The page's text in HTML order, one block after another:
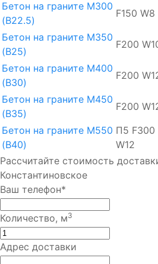
Бетон на граните М300
(B22.5)
F150 W8
Бетон на граните М350
(B25)
F200
Бетон на граните М400
(B30)
F200
Бетон на граните М450
(B35)
F200
Бетон на граните М550
(B40)
П5 F300
W12
Рассчитайте стоимость
Константиновское
Ваш телефон*
Количество, м3
Адрес доставки